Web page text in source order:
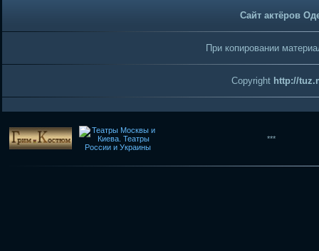
Сайт актёров
При копировании
Copyright http://
***